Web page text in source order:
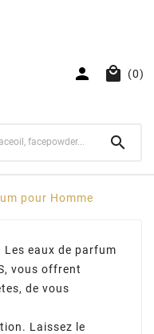
  (0)

pour Homme
eaux de parfum
vous offrent
de vous
Laissez le